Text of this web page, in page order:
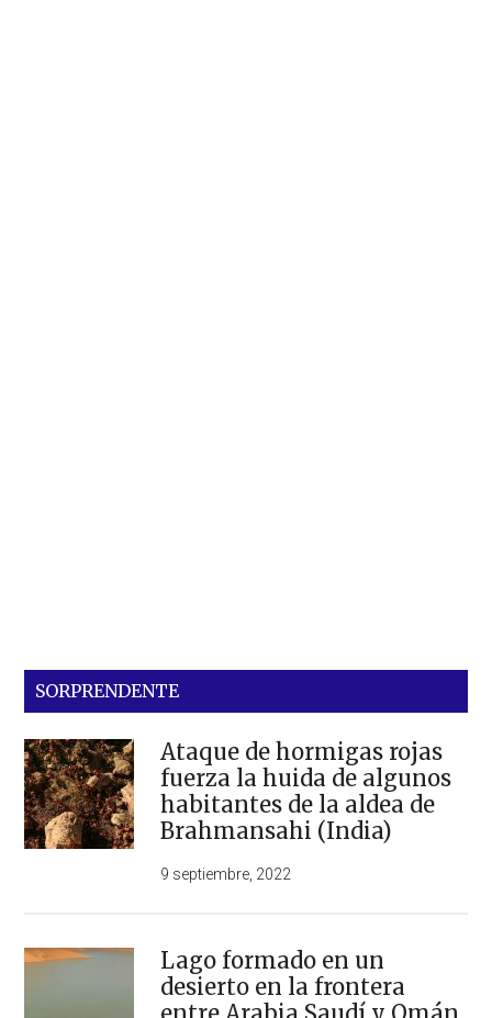
SORPRENDENTE
Ataque de hormigas rojas
fuerza la huida de algunos
habitantes de la aldea de
Brahmansahi (India)
9 septiembre, 2022
Lago formado en un
desierto en la frontera